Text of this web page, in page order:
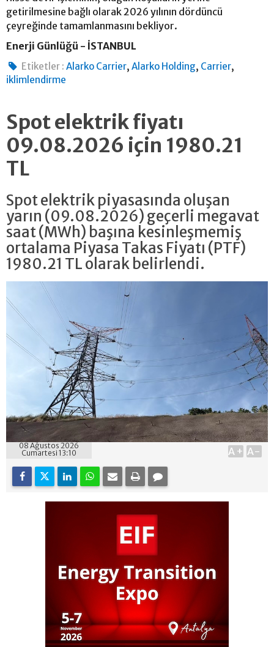
getirilmesine bağlı olarak 2026 yılının dördüncü
çeyreğinde tamamlanmasını bekliyor.
Enerji Günlüğü - İSTANBUL
Etiketler : Alarko Carrier,Alarko Holding, Carrier,
iklimlendirme
Spot elektrik fiyatı
09.08.2026 için 1980.21
TL
Spot elektrik piyasasında oluşan
yarın (09.08.2026) geçerli megavat
saat (MWh) başına kesinleşmemiş
ortalama Piyasa Takas Fiyatı (PTF)
1980.21 TL olarak belirlendi.
08 Ağustos 2026
Cumartesi 13:10
A+ A-